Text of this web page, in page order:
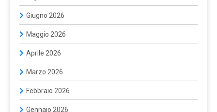
Giugno 2026
Maggio 2026
Aprile 2026
Marzo 2026
Febbraio 2026
Gennaio 2026